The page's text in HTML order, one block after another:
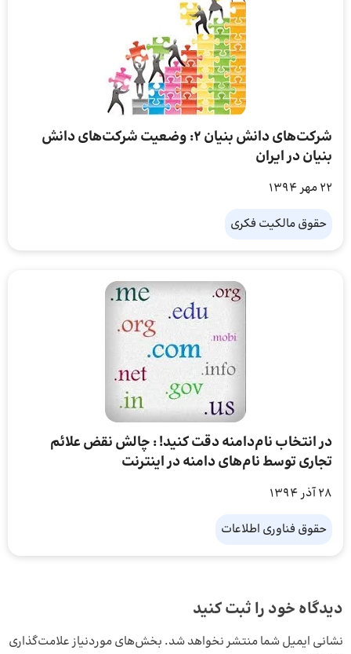
شرکت‌های دانش بنیان ۲: وضعیت شرکت‌های دانش
بنیان در ایران
22 مهر 1394
حقوق مالکیت فکری
در انتخاب نام‌دامنه دقت کنید! : چالش نقض علائم
تجاری توسط نام‌های دامنه در اینترنت
28 آذر 1394
حقوق فناوری اطلاعات
دیدگاه خود را ثبت کنید
نشانی ایمیل شما منتشر نخواهد شد. بخش‌های موردنیاز علامت‌گذاری